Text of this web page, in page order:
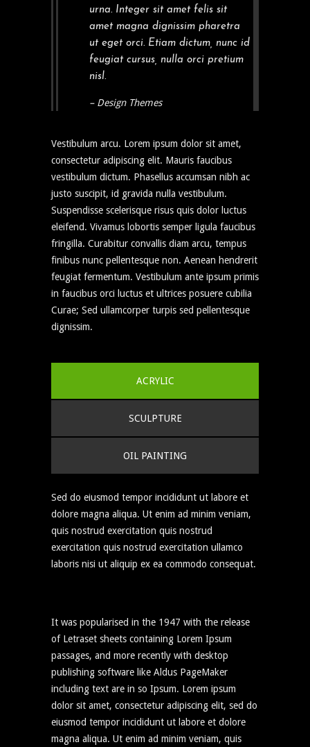
urna. Integer sit amet felis sit
amet magna dignissim pharetra
ut eget orci. Etiam dictum, nunc id
feugiat cursus, nulla orci pretium
nisl.
– Design Themes
Vestibulum arcu. Lorem ipsum dolor sit amet,
consectetur adipiscing elit. Mauris faucibus
vestibulum dictum. Phasellus accumsan nibh ac
justo suscipit, id gravida nulla vestibulum.
Suspendisse scelerisque risus quis dolor luctus
eleifend. Vivamus lobortis semper ligula faucibus
fringilla. Curabitur convallis diam arcu, tempus
finibus nunc pellentesque non. Aenean hendrerit
feugiat fermentum. Vestibulum ante ipsum primis
in faucibus orci luctus et ultrices posuere cubilia
Curae; Sed ullamcorper turpis sed pellentesque
dignissim.
ACRYLIC
SCULPTURE
OIL PAINTING
Sed do eiusmod tempor incididunt ut labore et
dolore magna aliqua. Ut enim ad minim veniam,
quis nostrud exercitation quis nostrud
exercitation quis nostrud exercitation ullamco
laboris nisi ut aliquip ex ea commodo consequat.
It was popularised in the 1947 with the release
of Letraset sheets containing Lorem Ipsum
passages, and more recently with desktop
publishing software like Aldus PageMaker
including text are in so Ipsum. Lorem ipsum
dolor sit amet, consectetur adipiscing elit, sed do
eiusmod tempor incididunt ut labore et dolore
magna aliqua. Ut enim ad minim veniam, quis